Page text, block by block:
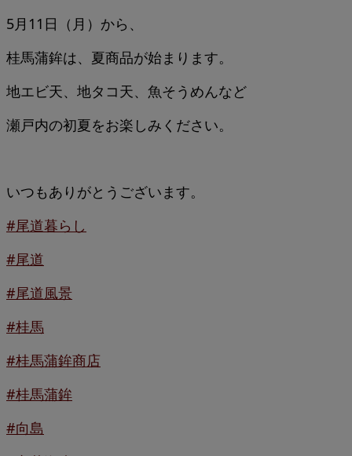
5月11日（月）から、
桂馬蒲鉾は、夏商品が始まります。
地エビ天、地タコ天、魚そうめんなど
瀬戸内の初夏をお楽しみください。
いつもありがとうございます。
#尾道暮らし
#尾道
#尾道風景
#桂馬
#桂馬蒲鉾商店
#桂馬蒲鉾
#向島